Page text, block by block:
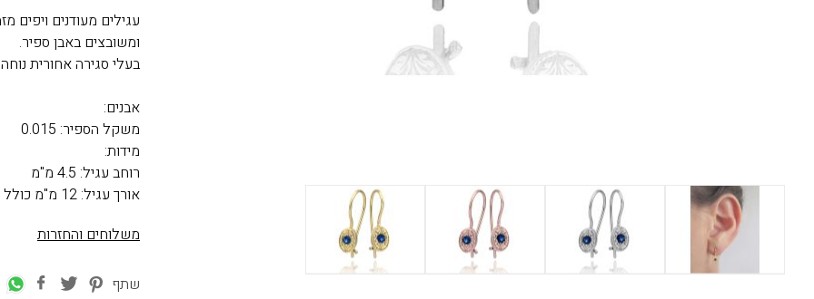
ומשובצים באבן ספיר.
בעלי סגירה אחורית
אבנים:
משקל הספיר: 0.015
מידות:
רוחב עגיל: 4.5 מ"מ
אורך עגיל: 12 מ"מ כולל תליה
משלוחים והחזרות
שתף